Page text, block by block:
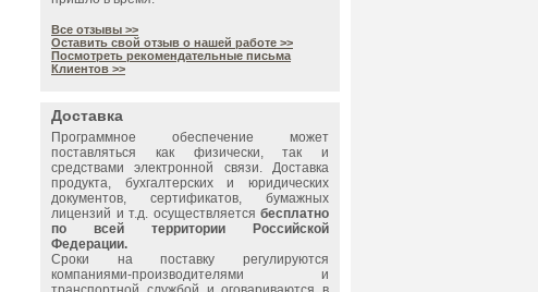
Все отзывы >>
Оставить свой отзыв о нашей работе >>
Посмотреть рекомендательные письма
Клиентов >>
Доставка
Программное обеспечение может
поставляться как физически, так и
средствами электронной связи. Доставка
продукта, бухгалтерских и юридических
документов, сертификатов, бумажных
лицензий и т.д. осуществляется бесплатно
по всей территории Российской
Федерации.
Сроки на поставку регулируются
компаниями-производителями и